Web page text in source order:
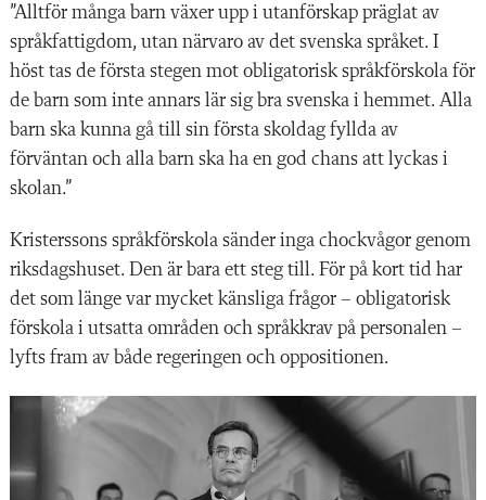
”Alltför många barn växer upp i utanförskap präglat av
språkfattig­dom, utan närvaro av det svenska språket. I
höst tas de första stegen mot obligatorisk språkförskola för
de barn som inte annars lär sig bra svenska i hemmet. Alla
barn ska kunna gå till sin första skoldag fyllda av
förväntan och alla barn ska ha en god chans att lyckas i
skolan.”
Kristerssons språkförskola sänder inga chockvågor genom
riksdagshuset. Den är bara ett steg till. För på kort tid har
det som länge var mycket känsliga frågor – obligatorisk
förskola i utsatta områden och språkkrav på personalen –
lyfts fram av både regeringen och oppositionen.